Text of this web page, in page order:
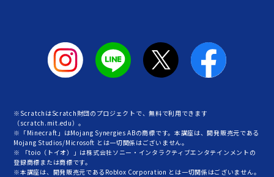
※ScratchはScratch財団のプロジェクトで、無料で利用できます
（scratch.mit.edu）。
※「Minecraft」はMojang Synergies ABの商標です。本講座は、開発販売元である
Mojang Studios/Microsoft とは一切関係はございません。
※ 「toio（トイオ）」は株式会社ソニー・インタラクティブエンタテインメントの
登録商標または商標です。
※本講座は、開発販売元であるRoblox Corporation とは一切関係はございません。